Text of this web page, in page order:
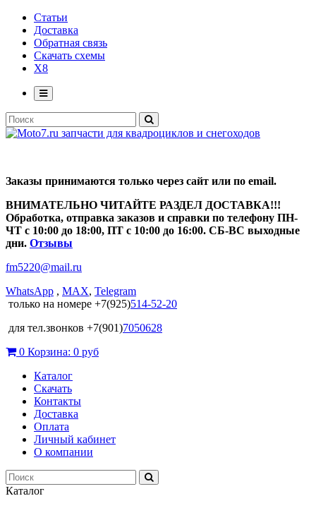
Статьи
Доставка
Обратная связь
Скачать схемы
X8
Заказы принимаются только через сайт или по email.
ВНИМАТЕЛЬНО ЧИТАЙТЕ РАЗДЕЛ ДОСТАВКА!!!
Обработка, отправка заказов и справки по телефону ПН-
ЧТ с 10:00 до 18:00, ПТ с 10:00 до 16:00. СБ-ВС выходные
дни. Отзывы
fm5220@mail.ru
WhatsApp , MAX, Telegram
только на номере +7(925)514-52-20
для тел.звонков +7(901)7050628
0 Корзина: 0 руб
Каталог
Скачать
Контакты
Доставка
Оплата
Личный кабинет
О компании
Каталог